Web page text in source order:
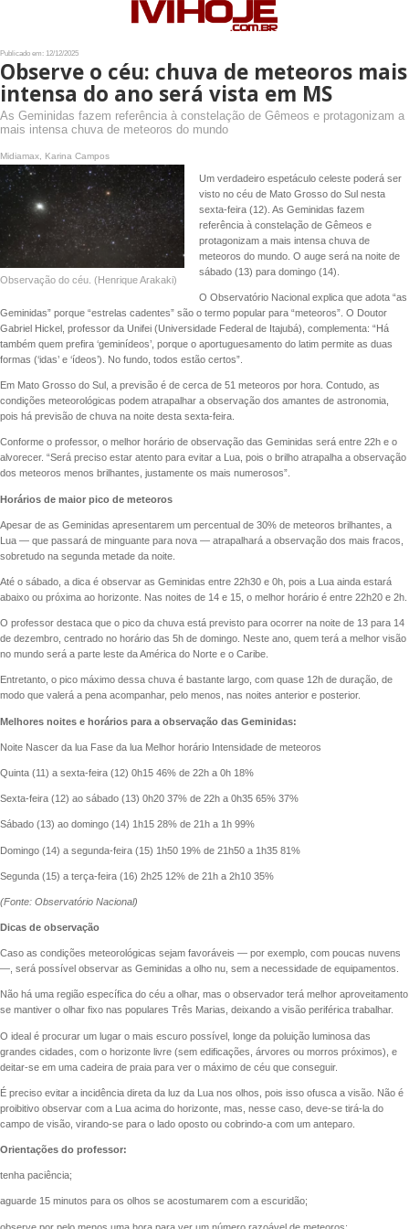
Publicado em: 12/12/2025
Observe o céu: chuva de meteoros mais
intensa do ano será vista em MS
As Geminidas fazem referência à constelação de Gêmeos e protagonizam a
mais intensa chuva de meteoros do mundo
Midiamax, Karina Campos
Observação do céu. (Henrique Arakaki)
Um verdadeiro espetáculo celeste poderá ser
visto no céu de Mato Grosso do Sul nesta
sexta-feira (12). As Geminidas fazem
referência à constelação de Gêmeos e
protagonizam a mais intensa chuva de
meteoros do mundo. O auge será na noite de
sábado (13) para domingo (14).
O Observatório Nacional explica que adota “as
Geminidas” porque “estrelas cadentes” são o termo popular para “meteoros”. O Doutor
Gabriel Hickel, professor da Unifei (Universidade Federal de Itajubá), complementa: “Há
também quem prefira ‘geminídeos’, porque o aportuguesamento do latim permite as duas
formas (‘idas’ e ‘ídeos’). No fundo, todos estão certos”.
Em Mato Grosso do Sul, a previsão é de cerca de 51 meteoros por hora. Contudo, as
condições meteorológicas podem atrapalhar a observação dos amantes de astronomia,
pois há previsão de chuva na noite desta sexta-feira.
Conforme o professor, o melhor horário de observação das Geminidas será entre 22h e o
alvorecer. “Será preciso estar atento para evitar a Lua, pois o brilho atrapalha a observação
dos meteoros menos brilhantes, justamente os mais numerosos”.
Horários de maior pico de meteoros
Apesar de as Geminidas apresentarem um percentual de 30% de meteoros brilhantes, a
Lua — que passará de minguante para nova — atrapalhará a observação dos mais fracos,
sobretudo na segunda metade da noite.
Até o sábado, a dica é observar as Geminidas entre 22h30 e 0h, pois a Lua ainda estará
abaixo ou próxima ao horizonte. Nas noites de 14 e 15, o melhor horário é entre 22h20 e 2h.
O professor destaca que o pico da chuva está previsto para ocorrer na noite de 13 para 14
de dezembro, centrado no horário das 5h de domingo. Neste ano, quem terá a melhor visão
no mundo será a parte leste da América do Norte e o Caribe.
Entretanto, o pico máximo dessa chuva é bastante largo, com quase 12h de duração, de
modo que valerá a pena acompanhar, pelo menos, nas noites anterior e posterior.
Melhores noites e horários para a observação das Geminidas:
Noite Nascer da lua Fase da lua Melhor horário Intensidade de meteoros
Quinta (11) a sexta-feira (12) 0h15 46% de 22h a 0h 18%
Sexta-feira (12) ao sábado (13) 0h20 37% de 22h a 0h35 65% 37%
Sábado (13) ao domingo (14) 1h15 28% de 21h a 1h 99%
Domingo (14) a segunda-feira (15) 1h50 19% de 21h50 a 1h35 81%
Segunda (15) a terça-feira (16) 2h25 12% de 21h a 2h10 35%
(Fonte: Observatório Nacional)
Dicas de observação
Caso as condições meteorológicas sejam favoráveis — por exemplo, com poucas nuvens
—, será possível observar as Geminidas a olho nu, sem a necessidade de equipamentos.
Não há uma região específica do céu a olhar, mas o observador terá melhor aproveitamento
se mantiver o olhar fixo nas populares Três Marias, deixando a visão periférica trabalhar.
O ideal é procurar um lugar o mais escuro possível, longe da poluição luminosa das
grandes cidades, com o horizonte livre (sem edificações, árvores ou morros próximos), e
deitar-se em uma cadeira de praia para ver o máximo de céu que conseguir.
É preciso evitar a incidência direta da luz da Lua nos olhos, pois isso ofusca a visão. Não é
proibitivo observar com a Lua acima do horizonte, mas, nesse caso, deve-se tirá-la do
campo de visão, virando-se para o lado oposto ou cobrindo-a com um anteparo.
Orientações do professor:
tenha paciência;
aguarde 15 minutos para os olhos se acostumarem com a escuridão;
observe por pelo menos uma hora para ver um número razoável de meteoros;